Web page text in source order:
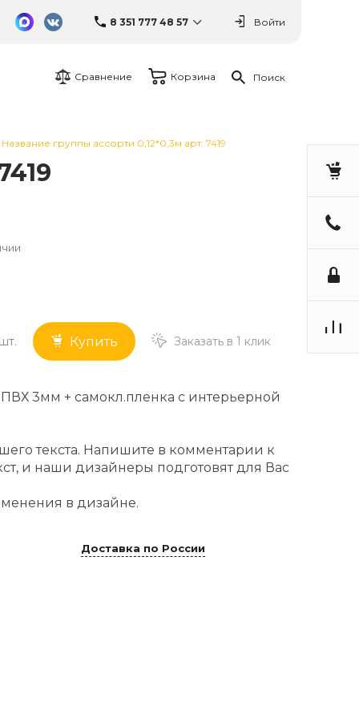
8 351 777 48 57 Войти
Сравнение Корзина Поиск
группы ассорти 0,12*0,3м арт. 7419
шт. Купить Заказать в 1 клик
3мм + самокл.пленка с интерьерной
текста. Напишите в комментарии к
и наши дизайнеры подготовят для Вас
в дизайне.
Доставка по России